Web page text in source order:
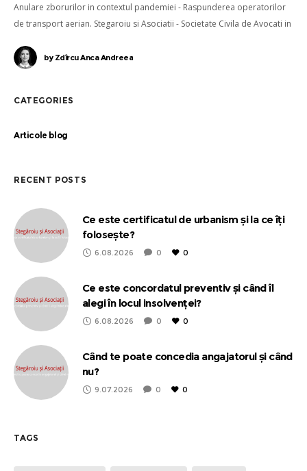
Anulare zborurilor in contextul pandemiei - Raspunderea operatorilor
de transport aerian. Stegaroiu si Asociatii - Societate Civila de Avocati in
byZdîrcu Anca Andreea
CATEGORIES
Articole blog
RECENT POSTS
Ce este certificatul de urbanism și la ce îți
folosește?
6.08.2026 0 0
Ce este concordatul preventiv și când îl
alegi în locul insolvenței?
6.08.2026 0 0
Când te poate concedia angajatorul și când
nu?
9.07.2026 0 0
TAGS